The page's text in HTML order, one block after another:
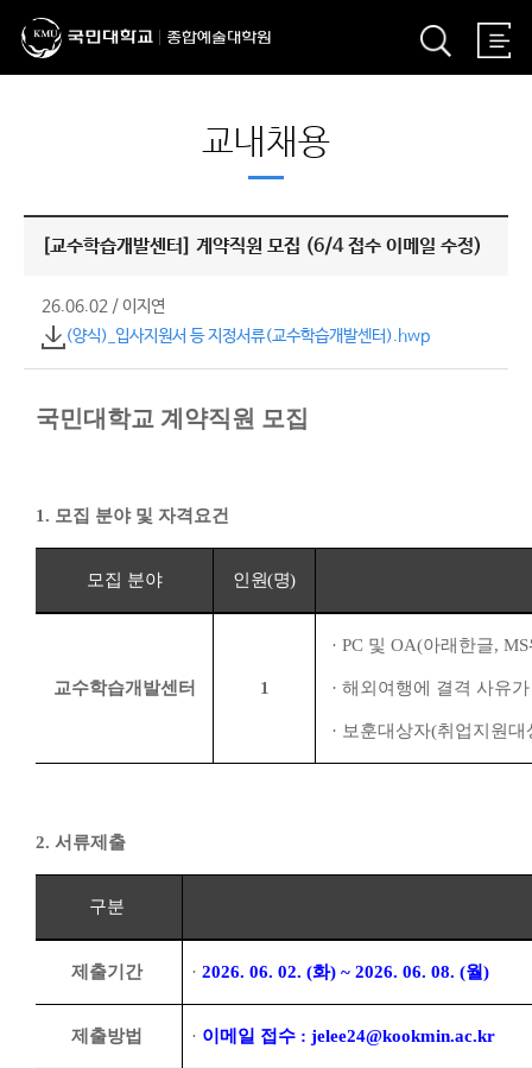
교내채용
[교수학습개발센터] 계약직원 모집 (6/4 접수 이메일 수정)
26.06.02 /이지연
(양식)_입사지원서 등 지정서류(교수학습개발센터).hwp
국민대학교 계약직원 모집
1. 모집 분야 및 자격요건
모집 분야 인원(명)
교수학습개발센터 1
·PC 및OA(아래한글, MS
·해외여행에 결격 사유
· 보훈대상자(취업지원대
2. 서류제출
구분
제출기간 · 2026. 06. 02. (화) ~ 2026. 06. 08. (월)
제출방법 · 이메일 접수 : jelee24@kookmin.ac.kr